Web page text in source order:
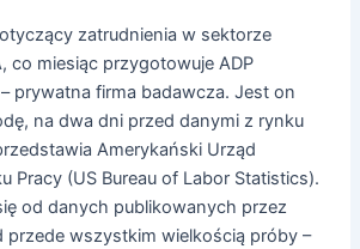
zatrudnienia w sektorze
co miesiąc przygotowuje ADP
prywatna firma badawcza. Jest on
na dwa dni przed danymi z rynku
Amerykański Urząd
Pracy (US Bureau of Labor Statistics).
od danych publikowanych przez
przede wszystkim wielkością próby –